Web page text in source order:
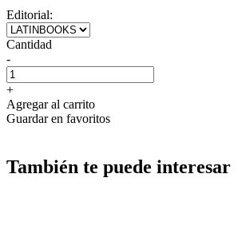
Editorial:
Cantidad
-
+
Agregar al carrito
Guardar en favoritos
También te puede interesar